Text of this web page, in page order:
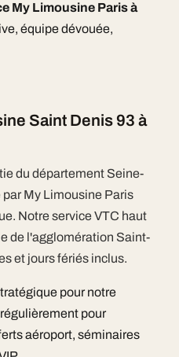
My Limousine Paris à
équipe dévouée,
Saint Denis 93 à
du département Seine-
My Limousine Paris
Notre service VTC haut
de l'agglomération Saint-
et jours fériés inclus.
pour notre
pour
aéroport, séminaires